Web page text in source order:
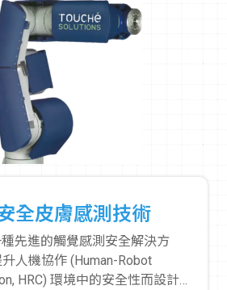
全皮膚感測技術
先進的觸覺感測安全解決方
人機協作 (Human-Robot
HRC) 環境中的安全性而設計。